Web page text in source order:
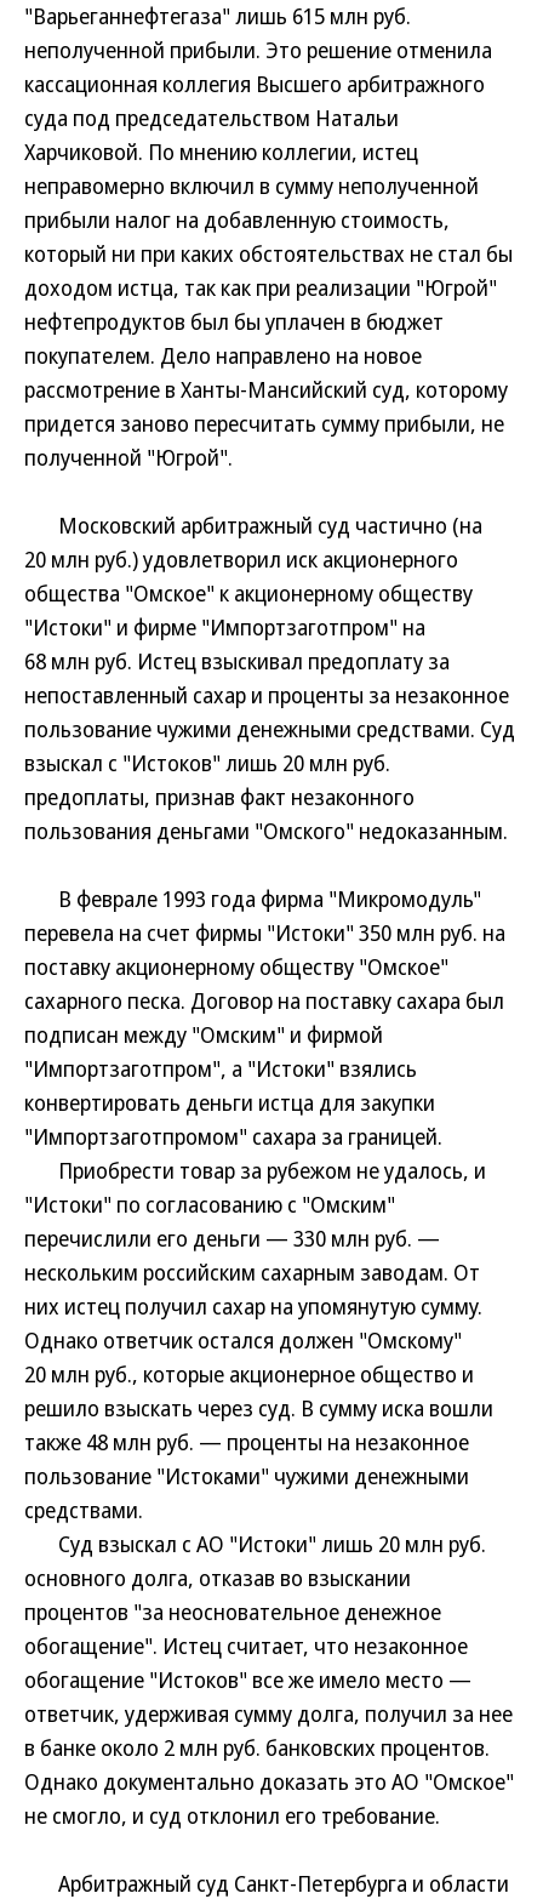
"Варьеганнефтегаза" лишь 615 млн руб.
неполученной прибыли. Это решение отменила
кассационная коллегия Высшего арбитражного
суда под председательством Натальи
Харчиковой. По мнению коллегии, истец
неправомерно включил в сумму неполученной
прибыли налог на добавленную стоимость,
который ни при каких обстоятельствах не стал бы
доходом истца, так как при реализации "Югрой"
нефтепродуктов был бы уплачен в бюджет
покупателем. Дело направлено на новое
рассмотрение в Ханты-Мансийский суд, которому
придется заново пересчитать сумму прибыли, не
полученной "Югрой".
Московский арбитражный суд частично (на
20 млн руб.) удовлетворил иск акционерного
общества "Омское" к акционерному обществу
"Истоки" и фирме "Импортзаготпром" на
68 млн руб. Истец взыскивал предоплату за
непоставленный сахар и проценты за незаконное
пользование чужими денежными средствами. Суд
взыскал с "Истоков" лишь 20 млн руб.
предоплаты, признав факт незаконного
пользования деньгами "Омского" недоказанным.
В феврале 1993 года фирма "Микромодуль"
перевела на счет фирмы "Истоки" 350 млн руб. на
поставку акционерному обществу "Омское"
сахарного песка. Договор на поставку сахара был
подписан между "Омским" и фирмой
"Импортзаготпром", а "Истоки" взялись
конвертировать деньги истца для закупки
"Импортзаготпромом" сахара за границей.
Приобрести товар за рубежом не удалось, и
"Истоки" по согласованию с "Омским"
перечислили его деньги — 330 млн руб. —
нескольким российским сахарным заводам. От
них истец получил сахар на упомянутую сумму.
Однако ответчик остался должен "Омскому"
20 млн руб., которые акционерное общество и
решило взыскать через суд. В сумму иска вошли
также 48 млн руб. — проценты на незаконное
пользование "Истоками" чужими денежными
средствами.
Суд взыскал с АО "Истоки" лишь 20 млн руб.
основного долга, отказав во взыскании
процентов "за неосновательное денежное
обогащение". Истец считает, что незаконное
обогащение "Истоков" все же имело место —
ответчик, удерживая сумму долга, получил за нее
в банке около 2 млн руб. банковских процентов.
Однако документально доказать это АО "Омское"
не смогло, и суд отклонил его требование.
Арбитражный суд Санкт-Петербурга и области